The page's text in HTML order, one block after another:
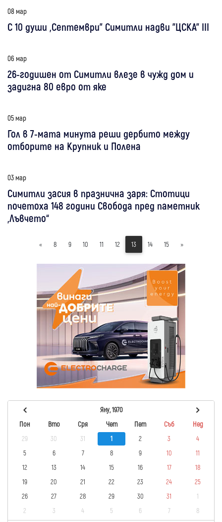
08 мар
С 10 души „Септември” Симитли надви "ЦСКА" III
06 мар
26-годишен от Симитли влезе в чужд дом и
задигна 80 евро от яке
05 мар
Гол в 7-мата минута реши дербито между
отборите на Крупник и Полена
03 мар
Симитли засия в празнична заря: Стотици
почетоха 148 години Свобода пред паметник
„Лъвчето“
« 8 9 10 11 12 13 14 15 »
Яну, 1970
Пон
Вто Сря Чет Пет Съб
Нед
29
30 31 1 2 3
4
5
6 7 8 9 10
11
12
13 14 15 16 17
18
19
20 21 22 23 24
25
26
27 28 29 30 31
1
2
3 4 5 6 7 8